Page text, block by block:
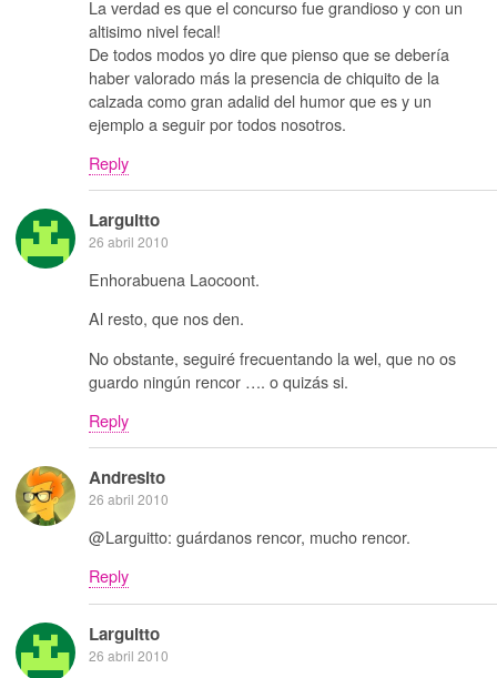
La verdad es que el concurso fue grandioso y con un
altisimo nivel fecal!
De todos modos yo dire que pienso que se debería
haber valorado más la presencia de chiquito de la
calzada como gran adalid del humor que es y un
ejemplo a seguir por todos nosotros.
Reply
Larguitto
26 abril 2010
Enhorabuena Laocoont.
Al resto, que nos den.
No obstante, seguiré frecuentando la wel, que no os
guardo ningún rencor …. o quizás si.
Reply
Andresito
26 abril 2010
@Larguitto: guárdanos rencor, mucho rencor.
Reply
Larguitto
26 abril 2010